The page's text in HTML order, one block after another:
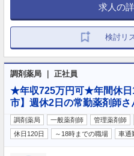
求人の
検討リ
調剤薬局 ｜ 正社員
★年収725万円可★年間休日
市】週休2日の常勤薬剤師さ
調剤薬局 一般薬剤師 管理薬剤師
休日120日
～18時までの職場 車通